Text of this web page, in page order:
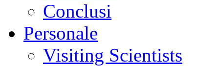
Conclusi
Personale
Visiting Scientists